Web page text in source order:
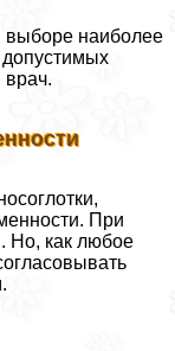
выборе наиболее
врач.
При
Но, как любое